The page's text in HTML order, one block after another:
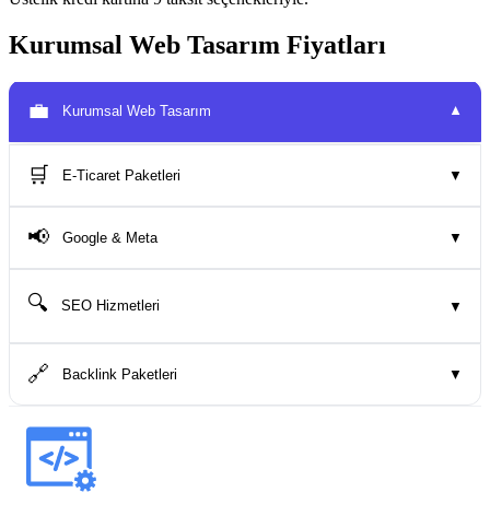
Kurumsal Web Tasarım Fiyatları
💼 Kurumsal Web Tasarım ▼
🛒 E-Ticaret Paketleri ▼
📢 Google & Meta ▼
🔍 SEO Hizmetleri ▼
🔗 Backlink Paketleri ▼